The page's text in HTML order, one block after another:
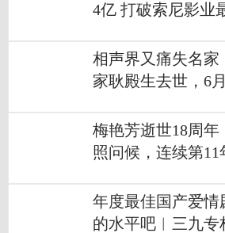
4亿 打破索尼影业
相声界又痛失名家
家耿殿生去世，6
梅艳芳逝世18周年
照问候，连续第11
年度最佳国产爱情
的水平吧︱三九专